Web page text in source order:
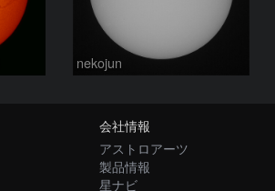
nekojun
会社情報
アストロアーツ
製品情報
星ナビ